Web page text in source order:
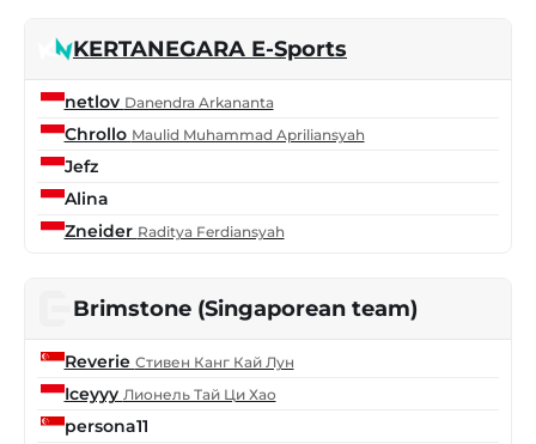
KERTANEGARA E-Sports
netlov Danendra Arkananta
Chrollo Maulid Muhammad Apriliansyah
Jefz
Alina
Zneider Raditya Ferdiansyah
Brimstone (Singaporean team)
Reverie Стивен Канг Кай Лун
Iceyyy Лионель Тай Ци Хао
persona11